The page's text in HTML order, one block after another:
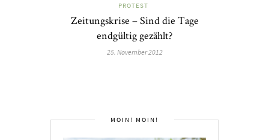
PROTEST
Zeitungskrise – Sind die Tage
endgültig gezählt?
25. November 2012
MOIN! MOIN!